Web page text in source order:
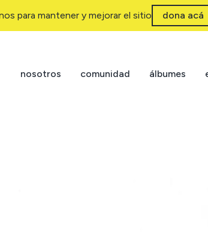
para mantener y mejorar el sitio dona acá
nosotros comunidad álbumes